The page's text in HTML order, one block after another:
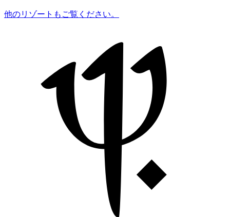
他のリゾートもご覧ください。